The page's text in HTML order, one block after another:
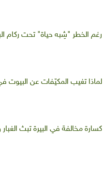
رغم الخطر "شِبه حياة" تحت ركام
لماذا تغيب المكيّفات عن البيوت
كسارة مخالفة في البيرة تبث